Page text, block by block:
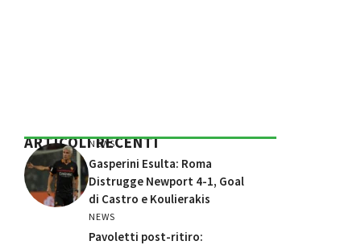
ARTICOLI RECENTI
NEWS
Gasperini Esulta: Roma
Distrugge Newport 4-1, Goal
di Castro e Koulierakis
NEWS
Pavoletti post-ritiro: